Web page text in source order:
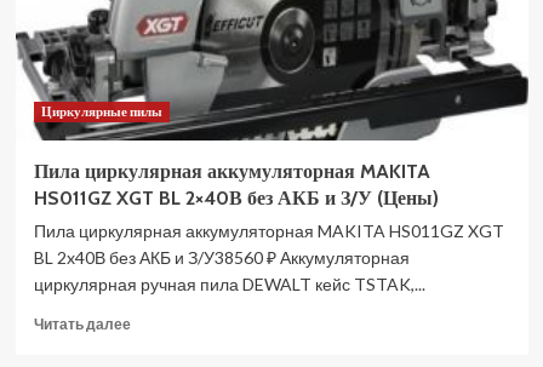
АКБ
ЗУ
DCS552Z
(Цены)
Циркулярные пилы
Пила циркулярная аккумуляторная MAKITA
HS011GZ XGT BL 2×40В без АКБ и З/У (Цены)
Пила циркулярная аккумуляторная MAKITA HS011GZ XGT
BL 2x40В без АКБ и З/У38560 ₽ Аккумуляторная
циркулярная ручная пила DEWALT кейс TSTAK,...
Читать далееПрочитать